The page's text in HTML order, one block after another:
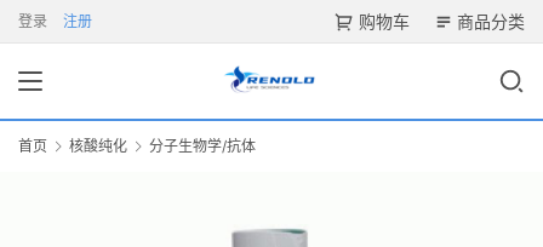
登录 注册 购物车 商品分类
首页 核酸纯化 分子生物学/抗体